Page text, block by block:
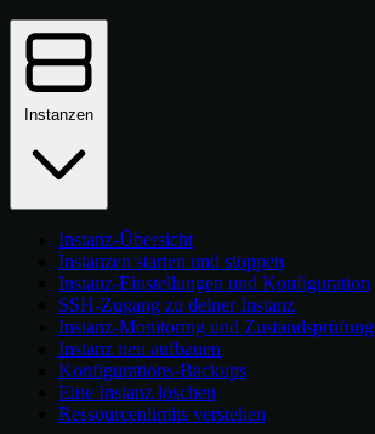
Instanzen
Instanz-Übersicht
Instanzen starten und stoppen
Instanz-Einstellungen und Konfiguration
SSH-Zugang zu deiner Instanz
Instanz-Monitoring und Zustandsprüfung
Instanz neu aufbauen
Konfigurations-Backups
Eine Instanz löschen
Ressourcenlimits verstehen